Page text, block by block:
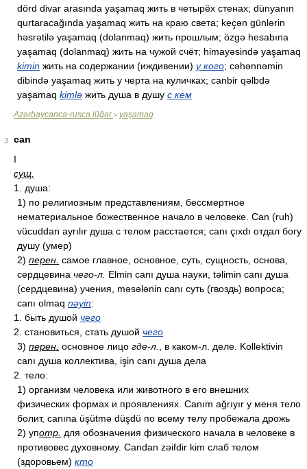
dörd divar arasında yaşamaq жить в четырёх стенах; dünyanın
qurtaracağında yaşamaq жить на краю света; keçən günlərin
həsrətilə yaşamaq (dolanmaq) жить прошлым; özgə hesabına
yaşamaq (dolanmaq) жить на чужой счёт; himayəsində yaşamaq
kimin жить на содержании (иждивении) у кого; cəhənnəmin
dibində yaşamaq жить у черта на куличках; canbir qəlbdə
yaşamaq kimlə жить душа в душу с кем
Azərbaycanca-rusca lüğət> yaşamaq
3
can
I
сущ.
1. душа:
1) по религиозным представлениям, бессмертное
нематериальное божественное начало в человеке. Can (ruh)
vücuddan ayrılır душа с телом расстается; canı çıxdı отдал богу
душу (умер)
2) перен. самое главное, основное, суть, сущность, основа,
сердцевина чего-л. Elmin canı душа науки, təlimin canı душа
(сердцевина) учения, məsələnin canı суть (гвоздь) вопроса;
canı olmaq nəyin:
1. быть душой чего
2. становиться, стать душой чего
3) перен. основное лицо где-л.
, в каком-л. деле. Kollektivin
canı душа коллектива, işin canı душа дела
2. тело:
1) организм человека или животного в его внешних
физических формах и проявлениях. Canım ağrıyır у меня тело
болит, canına üşütmə düşdü по всему телу пробежала дрожь
2) употр. для обозначения физического начала в человеке в
противовес духовному. Candan zəifdir kim слаб телом
(здоровьем) кто